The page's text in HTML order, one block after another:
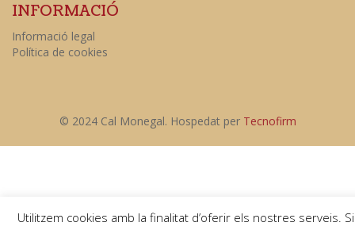
INFORMACIÓ
Informació legal
Política de cookies
© 2024 Cal Monegal. Hospedat per Tecnofirm
Utilitzem cookies amb la finalitat d’oferir els nostres serveis. Si